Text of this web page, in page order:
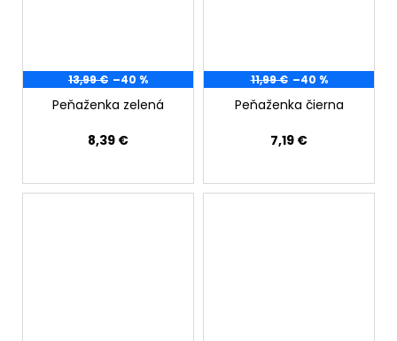
13,99 € –40 %
Peňaženka zelená
8,39 €
11,99 € –40 %
Peňaženka čierna
7,19 €